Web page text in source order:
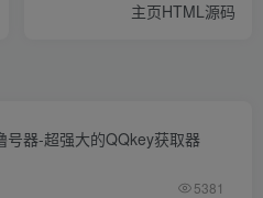
主页HTML源码
号器-超强大的QQkey获取器
5381